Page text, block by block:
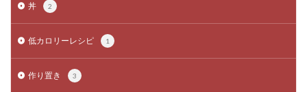
丼 2
低カロリーレシピ 1
作り置き 3